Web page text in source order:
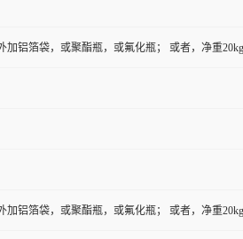
加铝箔袋，或聚酯瓶，或氟化瓶； 或者，净重
加铝箔袋，或聚酯瓶，或氟化瓶； 或者，净重